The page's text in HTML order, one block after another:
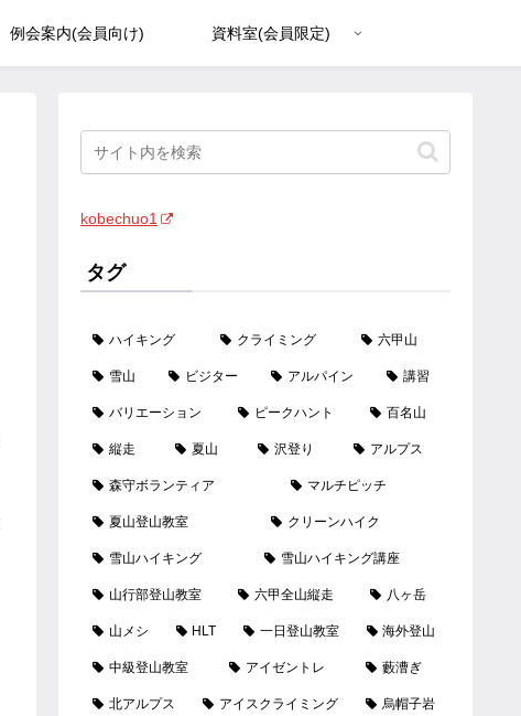
例会案内(会員向け) 資料室(会員限定)
kobechuo1
タグ
ハイキング クライミング 六甲山
雪山 ビジター アルパイン 講習
バリエーション ピークハント 百名山
縦走 夏山 沢登り アルプス
森守ボランティア マルチピッチ
夏山登山教室 クリーンハイク
雪山ハイキング 雪山ハイキング講座
山行部登山教室 六甲全山縦走 八ヶ岳
山メシ HLT 一日登山教室 海外登山
中級登山教室 アイゼントレ 藪漕ぎ
北アルプス アイスクライミング 烏帽子岩